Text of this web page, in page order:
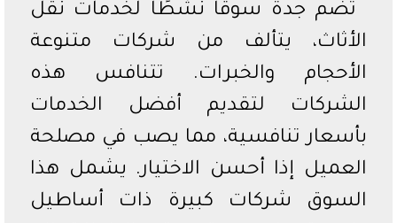
تضم جدة سوقًا نشطًا لخدمات نقل
الأثاث، يتألف من شركات متنوعة
الأحجام والخبرات. تتنافس هذه
الشركات لتقديم أفضل الخدمات
بأسعار تنافسية، مما يصب في مصلحة
العميل إذا أحسن الاختيار. يشمل هذا
السوق شركات كبيرة ذات أساطيل